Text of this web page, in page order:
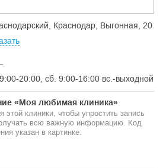
Краснодар, Выгонная, 20
20:00, сб. 9:00-16:00 вс.-выходной
«Моя любимая клиника»
этой клиники, чтобы упростить запись
всю важную информацию. Код
указан в картинке.